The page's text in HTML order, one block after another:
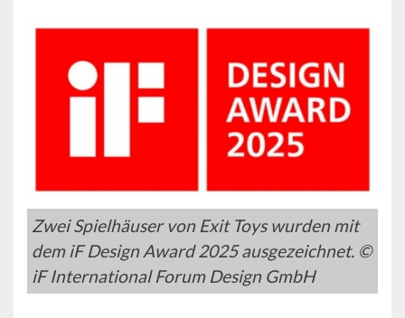
Zwei Spielhäuser von Exit Toys wurden mit
dem iF Design Award 2025 ausgezeichnet. ©
iF International Forum Design GmbH